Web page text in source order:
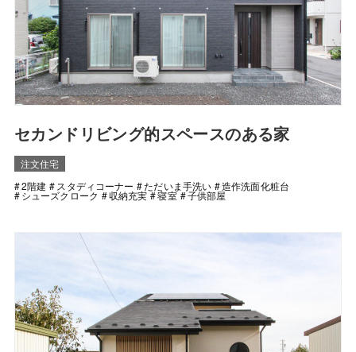
セカンドリビング的スペースのある家
注文住宅
2階建
スタディコーナー ただいま手洗い 造作洗面化粧台
シューズクローク 収納充実 寝室 子供部屋